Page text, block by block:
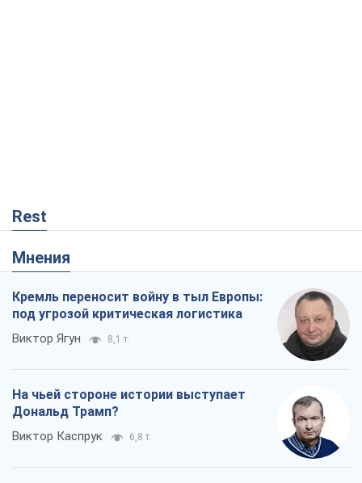
Rest
Мнения
Кремль переносит войну в тыл Европы:
под угрозой критическая логистика
Виктор Ягун 8,1 т.
На чьей стороне истории выступает
Дональд Трамп?
Виктор Каспрук 6,8 т.